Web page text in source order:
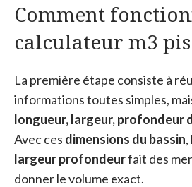
Comment
calculateur m3
La première étape consiste à
informations toutes simples,
longueur, largeur, profondeur
Avec ces dimensions du bassin,
largeur profondeurfait des
donner le volume exact.